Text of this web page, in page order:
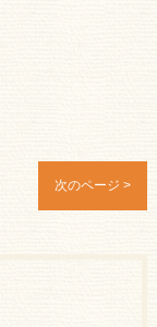
次のページ >